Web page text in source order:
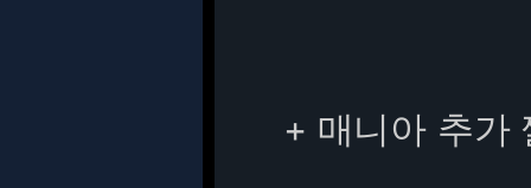
+ 매니아 추가